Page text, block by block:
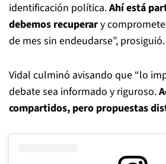
identificación política.Ahí está
debemos recuperary
de mes sin endeudarse”, prosiguió.
Vidal culminó avisando que “lo
debate sea informado y riguroso.
compartidos, pero propuestas